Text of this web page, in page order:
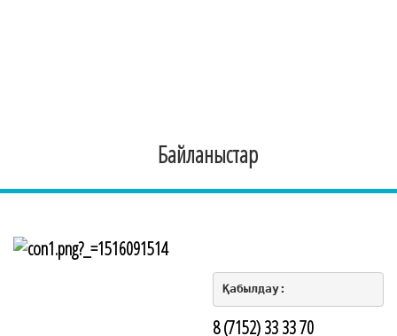
Байланыстар
Қабылдау:
8 (7152) 33 33 70